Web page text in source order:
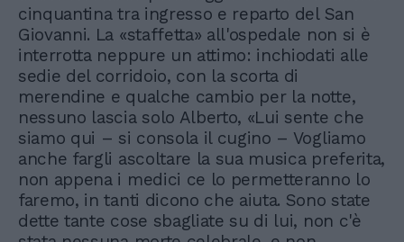
cinquantina tra ingresso e reparto del San
Giovanni. La «staffetta» all'ospedale non si è
interrotta neppure un attimo: inchiodati alle
sedie del corridoio, con la scorta di
merendine e qualche cambio per la notte,
nessuno lascia solo Alberto, «Lui sente che
siamo qui – si consola il cugino – Vogliamo
anche fargli ascoltare la sua musica preferita,
non appena i medici ce lo permetteranno lo
faremo, in tanti dicono che aiuta. Sono state
dette tante cose sbagliate su di lui, non c'è